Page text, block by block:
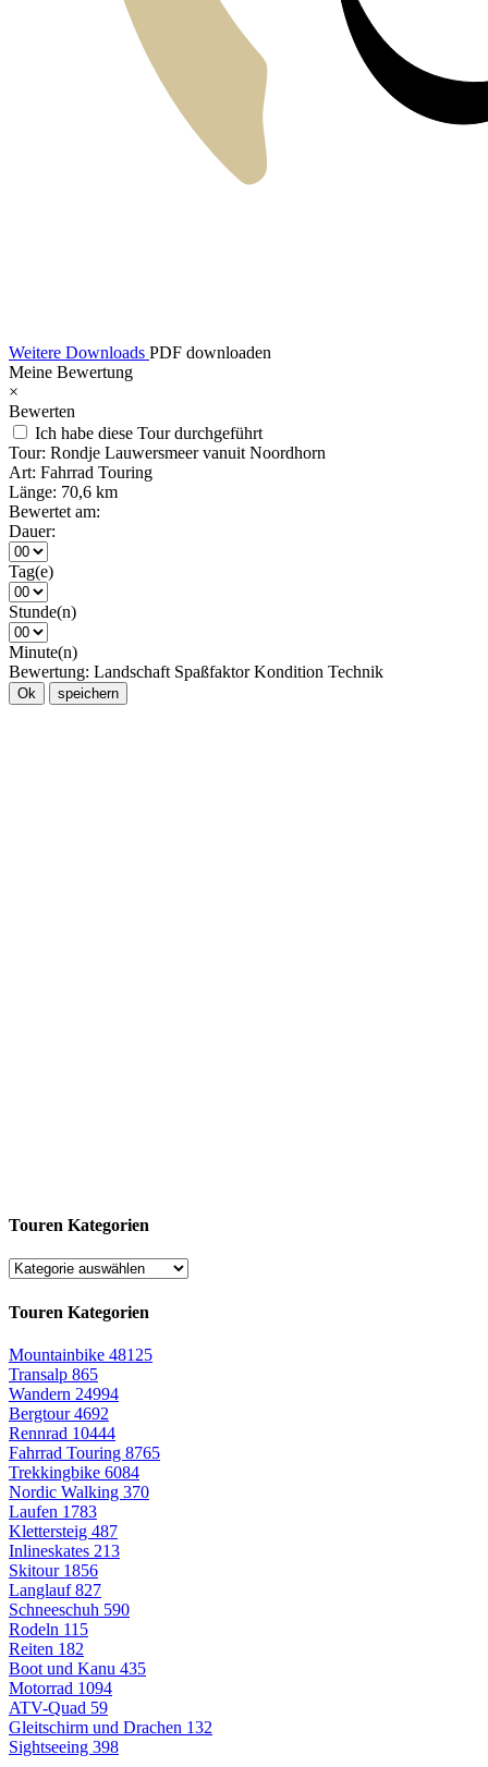
Weitere Downloads PDF downloaden
Meine Bewertung
×
Bewerten
Ich habe diese Tour durchgeführt
Tour: Rondje Lauwersmeer vanuit Noordhorn
Art: Fahrrad Touring
Länge: 70,6 km
Bewertet am:
Dauer:
Tag(e)
Stunde(n)
Minute(n)
Bewertung: Landschaft Spaßfaktor Kondition Technik
Ok speichern
Touren Kategorien
Touren Kategorien
Mountainbike 48125
Transalp 865
Wandern 24994
Bergtour4692
Rennrad 10444
Fahrrad Touring 8765
Trekkingbike 6084
Nordic Walking 370
Laufen 1783
Klettersteig 487
Inlineskates 213
Skitour 1856
Langlauf827
Schneeschuh 590
Rodeln 115
Reiten 182
Boot und Kanu 435
Motorrad 1094
ATV-Quad 59
Gleitschirm und Drachen 132
Sightseeing 398